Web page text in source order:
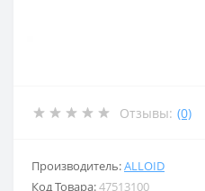
Отзывы: (0)
Производитель:ALLOID
Код Товара:47513100